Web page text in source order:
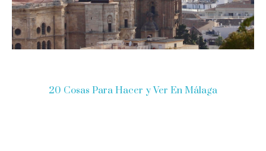
20 Cosas Para Hacer y Ver En Málaga